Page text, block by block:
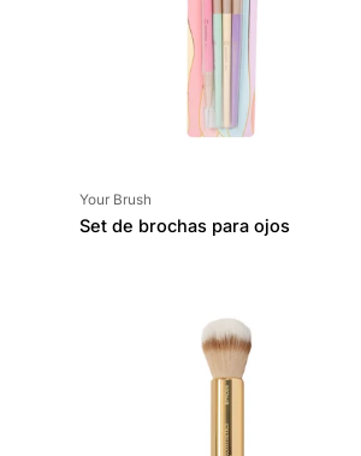
Proveedor:
Your Brush
Set de brochas para ojos